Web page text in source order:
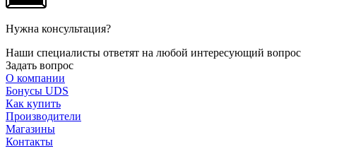
Нужна консультация?
Наши специалисты ответят на любой интересующий вопрос
Задать вопрос
О компании
Бонусы UDS
Как купить
Производители
Магазины
Контакты